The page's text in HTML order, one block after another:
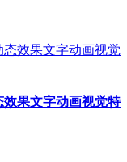
效果文字动画视觉特